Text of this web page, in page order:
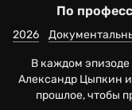
2026
По
В каждом
Александр Цыпкин
прошлое, чтобы